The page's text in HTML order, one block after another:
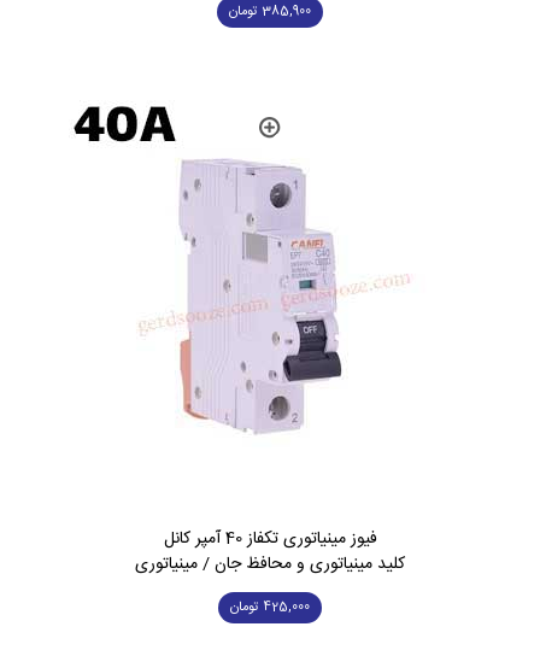
385,900 تومان
فیوز مینیاتوری تکفاز 40 آمپر کانل
کلید مینیاتوری و محافظ جان / مینیاتوری
425,000 تومان